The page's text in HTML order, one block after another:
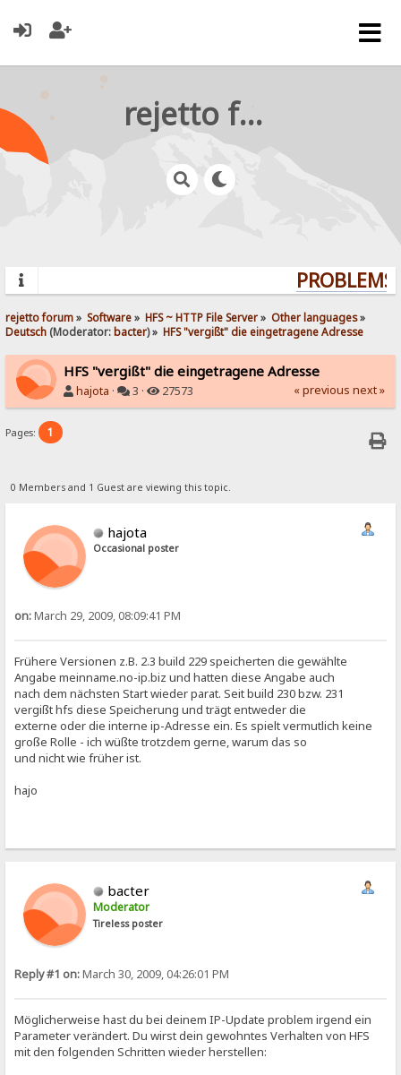
rejetto forum
rejetto forum» Software» HFS ~ HTTP File Server» Other languages»
Deutsch (Moderator: bacter) » HFS "vergißt" die eingetragene Adresse
HFS "vergißt" die eingetragene Adresse
hajota · 3 · 27573 « previous next »
Pages: 1
0 Members and 1 Guest are viewing this topic.
hajota
Occasional poster
on:March 29, 2009, 08:09:41 PM
Frühere Versionen z.B. 2.3 build 229 speicherten die gewählte
Angabe meinname.no-ip.biz und hatten diese Angabe auch
nach dem nächsten Start wieder parat. Seit build 230 bzw. 231
vergißt hfs diese Speicherung und trägt entweder die
externe oder die interne ip-Adresse ein. Es spielt vermutlich keine
große Rolle - ich wüßte trotzdem gerne, warum das so
und nicht wie früher ist.
hajo
bacter
Moderator
Tireless poster
Reply #1 on:March 30, 2009, 04:26:01 PM
Möglicherweise hast du bei deinem IP-Update problem irgend ein
Parameter verändert. Du wirst dein gewohntes Verhalten von HFS
mit den folgenden Schritten wieder herstellen: